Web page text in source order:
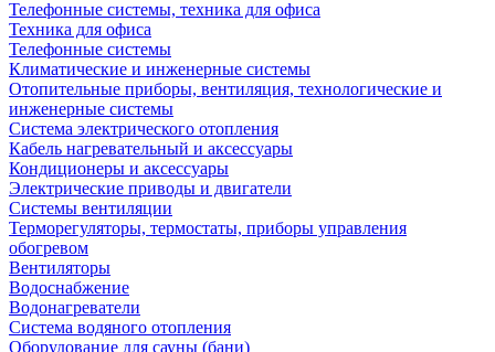
Телефонные системы, техника для офиса
Техника для офиса
Телефонные системы
Климатические и инженерные системы
Отопительные приборы, вентиляция, технологические и
инженерные системы
Система электрического отопления
Кабель нагревательный и аксессуары
Кондиционеры и аксессуары
Электрические приводы и двигатели
Системы вентиляции
Терморегуляторы, термостаты, приборы управления
обогревом
Вентиляторы
Водоснабжение
Водонагреватели
Система водяного отопления
Оборудование для сауны (бани)